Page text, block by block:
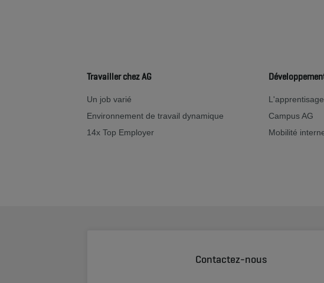
Travailler chez AG
Un job varié
Environnement de travail dynamique
14x Top Employer
Campus AG
Mobilité
Contactez-nous